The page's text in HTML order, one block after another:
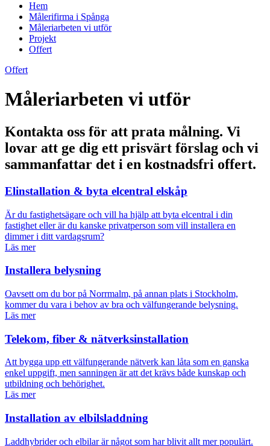
Hem
Målerifirma i Spånga
Måleriarbeten vi utför
Projekt
Offert
Offert
Måleriarbeten vi utför
Kontakta oss för att prata målning. Vi
lovar att ge dig ett prisvärt förslag och vi
sammanfattar det i en kostnadsfri offert.
Elinstallation & byta elcentral elskåp
Är du fastighetsägare och vill ha hjälp att byta elcentral i din
fastighet eller är du kanske privatperson som vill installera en
dimmer i ditt vardagsrum?
Läs mer
Installera belysning
Oavsett om du bor på Norrmalm, på annan plats i Stockholm,
kommer du vara i behov av bra och välfungerande belysning.
Läs mer
Telekom, fiber & nätverksinstallation
Att bygga upp ett välfungerande nätverk kan låta som en ganska
enkel uppgift, men sanningen är att det krävs både kunskap och
utbildning och behörighet.
Läs mer
Installation av elbilsladdning
Laddhybrider och elbilar är något som har blivit allt mer populärt.